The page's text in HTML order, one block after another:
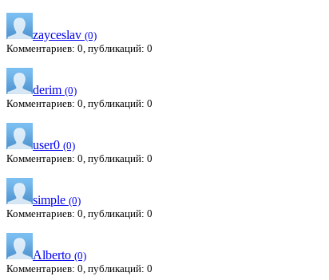
zayceslav (0)
Комментариев: 0, публикаций: 0
derim (0)
Комментариев: 0, публикаций: 0
user0 (0)
Комментариев: 0, публикаций: 0
simple (0)
Комментариев: 0, публикаций: 0
Alberto (0)
Комментариев: 0, публикаций: 0